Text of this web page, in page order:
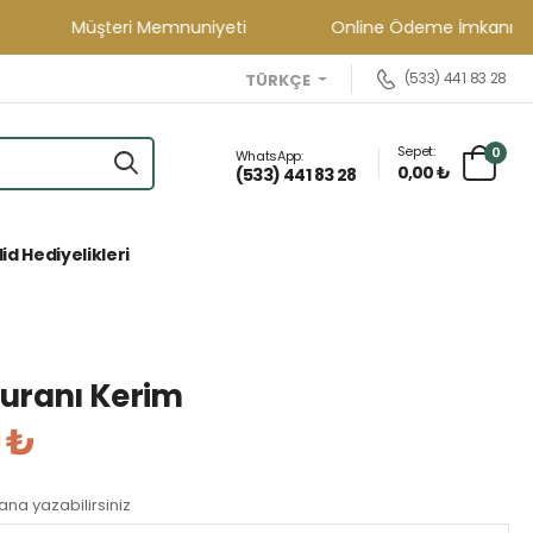
Müşteri Memnuniyeti Online Ödeme İmkanı
TÜRKÇE (533) 441 83 28
WhatsApp:
(533) 441 83 28
Sepet:
0,00 ₺
0
Hediyelikleri
Kerim
₺
yazabilirsiniz